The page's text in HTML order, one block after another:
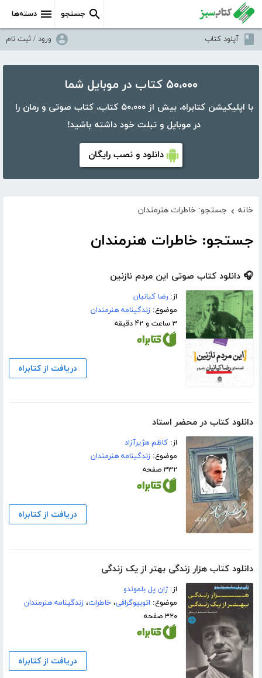
دسته‌ها جستجو
آپلود کتاب ورود / ثبت نام
۵۰،۰۰۰ کتاب در موبایل شما
با اپلیکیشن کتابراه، بیش از ۵۰،۰۰۰ کتاب، کتاب صوتی و رمان را
در موبایل و تبلت خود داشته باشید!
دانلود و نصب رایگان
خانه › جستجو: خاطرات هنرمندان
جستجو: خاطرات هنرمندان
🎧 دانلود کتاب صوتی این مردم نازنین
از:رضا کیانیان
موضوع:زندگینامه هنرمندان
۳ ساعت و ۴۲ دقیقه
دریافت از کتابراه
دانلود کتاب در محضر استاد
از:کاظم هژیرآزاد
موضوع:زندگینامه هنرمندان
۳۳۲ صفحه
دریافت از کتابراه
دانلود کتاب هزار زندگی بهتر از یک زندگی
از:ژان پل بلموندو
موضوع: اتوبیوگرافی،خاطرات،زندگینامه هنرمندان
۳۲۰ صفحه
دریافت از کتابراه